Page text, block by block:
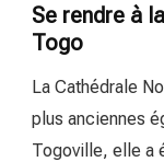
Se rendre à
Togo
La Cathédrale
plus anciennes
Togoville, elle a